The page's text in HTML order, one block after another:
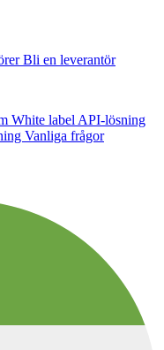
Bli en leverantör
White label API-lösning
Vanliga frågor